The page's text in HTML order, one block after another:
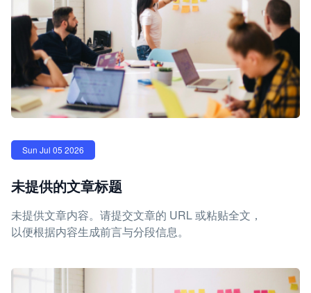
Sun Jul 05 2026
未提供的文章标题
未提供文章内容。请提交文章的 URL 或粘贴全文，
以便根据内容生成前言与分段信息。